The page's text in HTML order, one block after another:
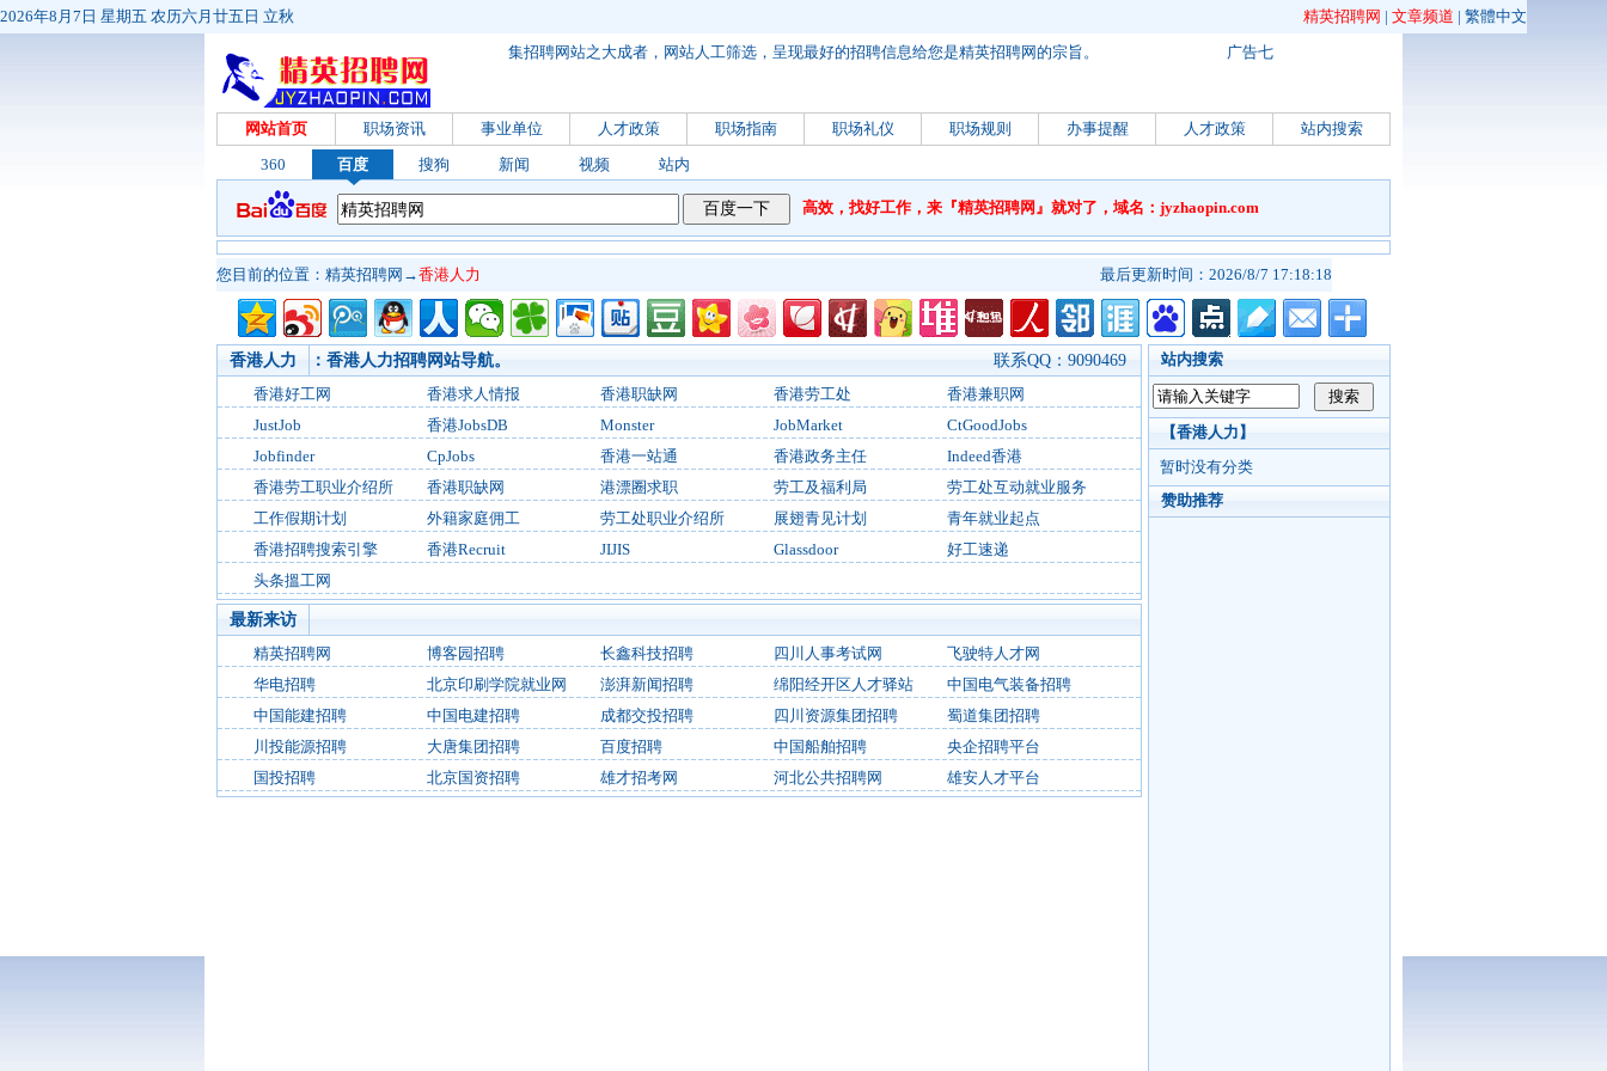
精英招聘网 | 文章频道 | 繁體中文
2026年8月7日 星期五 农历六月廿五日 立秋
广告七
集招聘网站之大成者，网站人工筛选，呈现最好的招聘信息给您是精英招聘网的宗旨。
网站首页 职场资讯 事业单位 人才政策 职场指南 职场礼仪 职场规则 办事提醒 人才政策
站内搜索
360
百度 搜狗 新闻 视频 站内
高效，找好工作，来『精英招聘网』就对了，域名：jyzhaopin.com
最后更新时间：2026/8/7 17:18:18
您目前的位置： 精英招聘网 →香港人力
站内搜索
【香港人力】
暂时没有分类
赞助推荐
联系QQ：9090469
香港人力
：香港人力招聘网站导航。
香港好工网
香港求人情报 香港职缺网 香港劳工处
香港兼职网
JustJob
香港JobsDB Monster JobMarket
CtGoodJobs
Jobfinder
CpJobs 香港一站通 香港政务主任
Indeed香港
香港劳工职业介绍所
香港职缺网 港漂圈求职 劳工及福利局
劳工处互动就业服务
工作假期计划
外籍家庭佣工 劳工处职业介绍所 展翅青见计划
青年就业起点
香港招聘搜索引擎
香港Recruit JIJIS Glassdoor
好工速递
头条搵工网
最新来访
精英招聘网
博客园招聘 长鑫科技招聘 四川人事考试网
飞驶特人才网
华电招聘
北京印刷学院就业网 澎湃新闻招聘 绵阳经开区人才驿站
中国电气装备招聘
中国能建招聘
中国电建招聘 成都交投招聘 四川资源集团招聘
蜀道集团招聘
川投能源招聘
大唐集团招聘 百度招聘 中国船舶招聘
央企招聘平台
国投招聘
北京国资招聘 雄才招考网 河北公共招聘网 雄安人才平台